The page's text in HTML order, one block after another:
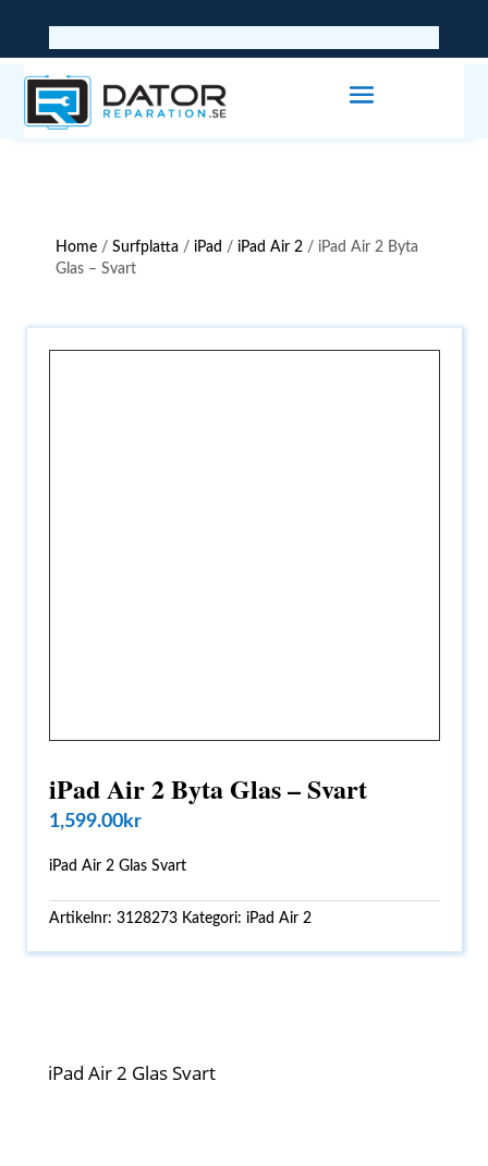
Home /Surfplatta / iPad / iPad Air 2 / iPad Air 2 Byta
Glas – Svart
iPad Air 2 Byta Glas – Svart
1,599.00kr
iPad Air 2 Glas Svart
Artikelnr:3128273 Kategori:iPad Air 2
iPad Air 2 Glas Svart